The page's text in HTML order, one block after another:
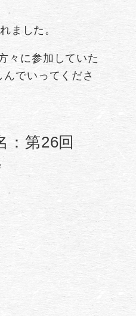
ました。
々に参加していた
でいってくださ
第26回